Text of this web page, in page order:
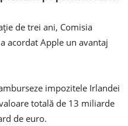
de trei ani, Comisia
acordat Apple un avantaj
impozitele Irlandei
totală de 13 miliarde
de euro.